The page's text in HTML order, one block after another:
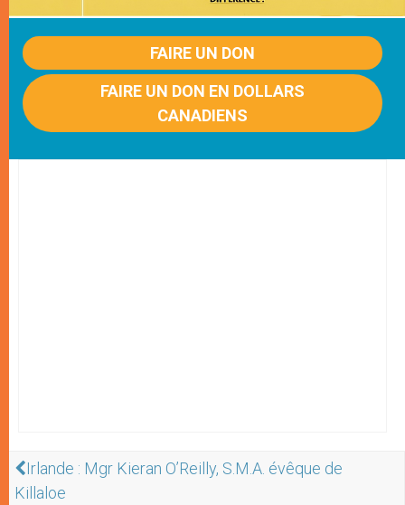
FAIRE UN DON
FAIRE UN DON EN DOLLARS
CANADIENS
Irlande : Mgr Kieran O’Reilly, S.M.A. évêque de
Killaloe